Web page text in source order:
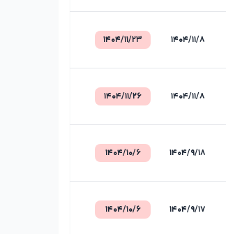
۱۴۰۴/۱۱/۸ ۱۴۰۴/۱۱/۲۳
۱۴۰۴/۱۱/۸ ۱۴۰۴/۱۱/۲۶
۱۴۰۴/۹/۱۸ ۱۴۰۴/۱۰/۶
۱۴۰۴/۹/۱۷ ۱۴۰۴/۱۰/۶